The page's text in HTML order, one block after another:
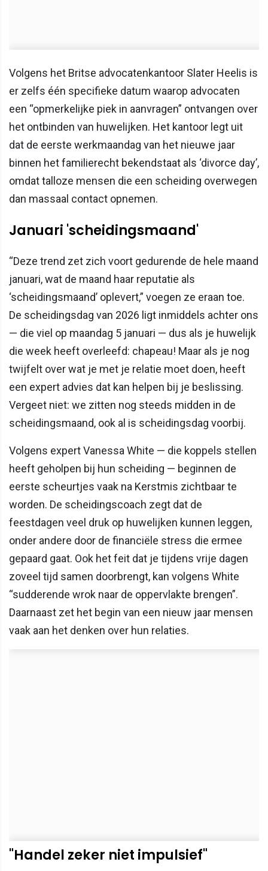
Volgens het Britse advocatenkantoor Slater Heelis is
er zelfs één specifieke datum waarop advocaten
een “opmerkelijke piek in aanvragen” ontvangen over
het ontbinden van huwelijken. Het kantoor legt uit
dat de eerste werkmaandag van het nieuwe jaar
binnen het familierecht bekendstaat als ‘divorce day’,
omdat talloze mensen die een scheiding overwegen
dan massaal contact opnemen.
Januari 'scheidingsmaand'
“Deze trend zet zich voort gedurende de hele maand
januari, wat de maand haar reputatie als
‘scheidingsmaand’ oplevert,” voegen ze eraan toe.
De scheidingsdag van 2026 ligt inmiddels achter ons
— die viel op maandag 5 januari — dus als je huwelijk
die week heeft overleefd: chapeau! Maar als je nog
twijfelt over wat je met je relatie moet doen, heeft
een expert advies dat kan helpen bij je beslissing.
Vergeet niet: we zitten nog steeds midden in de
scheidingsmaand, ook al is scheidingsdag voorbij.
Volgens expert Vanessa White — die koppels stellen
heeft geholpen bij hun scheiding — beginnen de
eerste scheurtjes vaak na Kerstmis zichtbaar te
worden. De scheidingscoach zegt dat de
feestdagen veel druk op huwelijken kunnen leggen,
onder andere door de financiële stress die ermee
gepaard gaat. Ook het feit dat je tijdens vrije dagen
zoveel tijd samen doorbrengt, kan volgens White
“sudderende wrok naar de oppervlakte brengen”.
Daarnaast zet het begin van een nieuw jaar mensen
vaak aan het denken over hun relaties.
"Handel zeker niet impulsief"